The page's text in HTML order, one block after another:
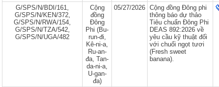
G/SPS/N/BDI/161,
G/SPS/N/KEN/372,
G/SPS/N/RWA/154,
G/SPS/N/TZA/542,
G/SPS/N/UGA/482
Cộng
đồng
Đông
Phi (Bu-
run-đi,
Kê-ni-a,
Ru-an-
đa, Tan-
da-ni-a,
U-gan-
đa)
05/27/2026
Cộng đồng Đông phi
thông báo dự thảo
Tiêu chuẩn Đông Phi
DEAS 892:2026 về
yêu cầu kỹ thuật đối
với chuối ngọt tươi
(Fresh sweet
banana).